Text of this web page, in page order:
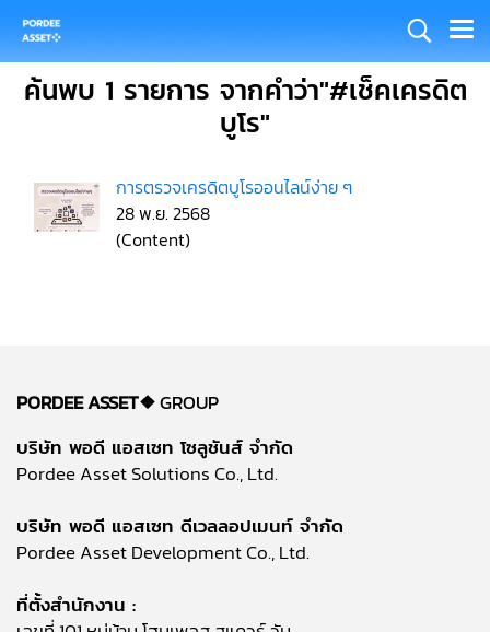
ค้นพบ 1 รายการ จากคำว่า"#เช็คเครดิต
บูโร"
การตรวจเครดิตบูโรออนไลน์ง่าย ๆ
28 พ.ย. 2568
(Content)
PORDEE ASSET❖GROUP
บริษัท พอดี แอสเซท โซลูชันส์ จำกัด
Pordee Asset Solutions Co., Ltd.
บริษัท พอดี แอสเซท ดีเวลลอปเมนท์ จำกัด
Pordee Asset Development Co., Ltd.
ที่ตั้งสำนักงาน :